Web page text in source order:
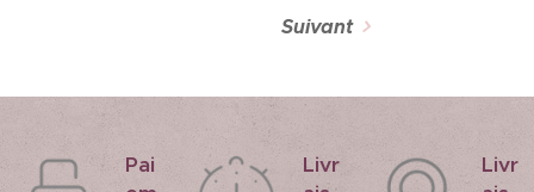
Suivant
Pai
Livr
Livr